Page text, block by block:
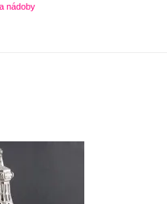
nádoby